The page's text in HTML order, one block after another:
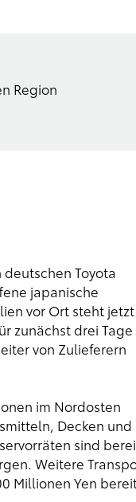
Region
Toyota
japanische
vor Ort steht
zunächst drei Tage
von Zulieferern
im Nordosten
Decken und
sind
Weitere
Millionen Yen